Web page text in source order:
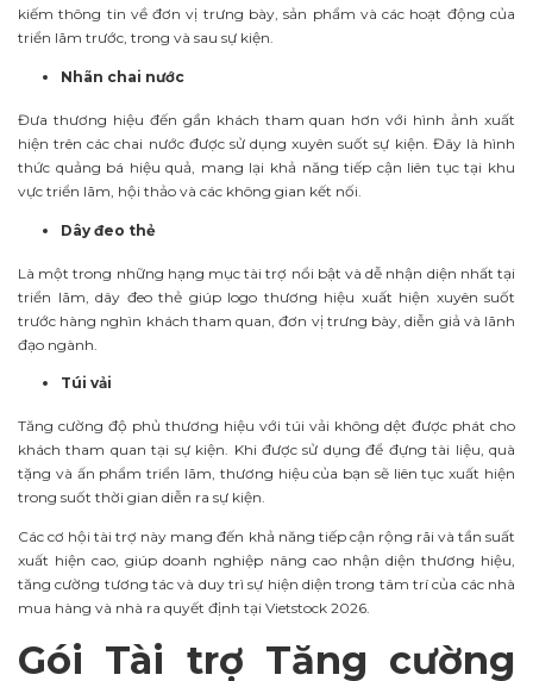
kiếm thông tin về đơn vị trưng bày, sản phẩm và các hoạt động của
triển lãm trước, trong và sau sự kiện.
Nhãn chai nước
Đưa thương hiệu đến gần khách tham quan hơn với hình ảnh xuất
hiện trên các chai nước được sử dụng xuyên suốt sự kiện. Đây là hình
thức quảng bá hiệu quả, mang lại khả năng tiếp cận liên tục tại khu
vực triển lãm, hội thảo và các không gian kết nối.
Dây đeo thẻ
Là một trong những hạng mục tài trợ nổi bật và dễ nhận diện nhất tại
triển lãm, dây đeo thẻ giúp logo thương hiệu xuất hiện xuyên suốt
trước hàng nghìn khách tham quan, đơn vị trưng bày, diễn giả và lãnh
đạo ngành.
Túi vải
Tăng cường độ phủ thương hiệu với túi vải không dệt được phát cho
khách tham quan tại sự kiện. Khi được sử dụng để đựng tài liệu, quà
tặng và ấn phẩm triển lãm, thương hiệu của bạn sẽ liên tục xuất hiện
trong suốt thời gian diễn ra sự kiện.
Các cơ hội tài trợ này mang đến khả năng tiếp cận rộng rãi và tần suất
xuất hiện cao, giúp doanh nghiệp nâng cao nhận diện thương hiệu,
tăng cường tương tác và duy trì sự hiện diện trong tâm trí của các nhà
mua hàng và nhà ra quyết định tại Vietstock 2026.
Gói Tài trợ Tăng cường